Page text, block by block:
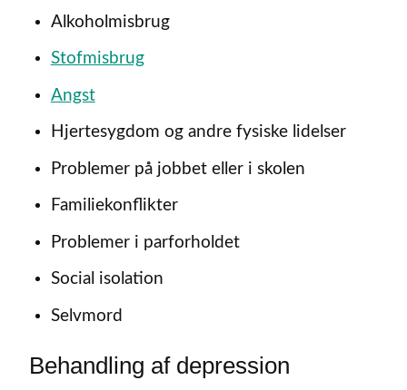
Alkoholmisbrug
Stofmisbrug
Angst
Hjertesygdom og andre fysiske lidelser
Problemer på jobbet eller i skolen
Familiekonflikter
Problemer i parforholdet
Social isolation
Selvmord
Behandling af depression